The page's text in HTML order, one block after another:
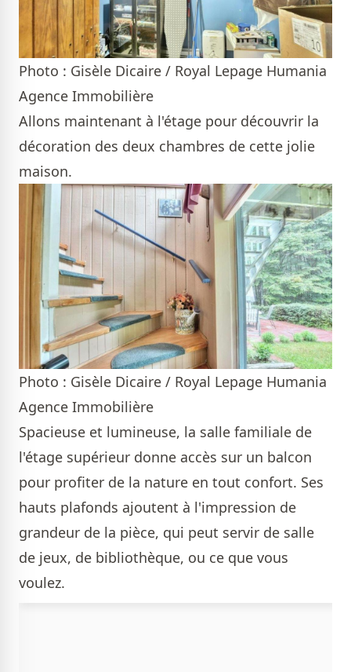
Photo : Gisèle Dicaire / Royal Lepage Humania
Agence Immobilière
Allons maintenant à l'étage pour découvrir la
décoration des deux chambres de cette jolie
maison.
Photo : Gisèle Dicaire / Royal Lepage Humania
Agence Immobilière
Spacieuse et lumineuse, la salle familiale de
l'étage supérieur donne accès sur un balcon
pour profiter de la nature en tout confort. Ses
hauts plafonds ajoutent à l'impression de
grandeur de la pièce, qui peut servir de salle
de jeux, de bibliothèque, ou ce que vous
voulez.